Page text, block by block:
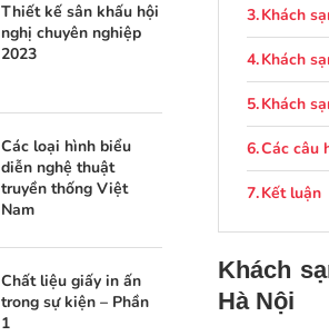
Khách
Khách
Khách
Các câu
Kết luận
Khách
Hà Nội
Thiết kế sân khấu hội
nghị chuyên nghiệp
2023
Các loại hình biểu
diễn nghệ thuật
truyền thống Việt
Nam
Chất liệu giấy in ấn
trong sự kiện – Phần
1